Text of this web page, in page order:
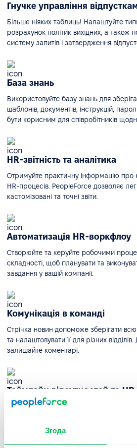
Згода
Гнучке управління
Більше ніяких таблиць! Налаштуйте
розрахунок політик вихідних, а також
систему запитів і затвердження
База знань
Використовуйте базу знань для
шаблонів, документів, інструкцій,
бути корисним для співробітників
HR-звітність та аналітика
Отримуйте практичну інформацію про
HR-процесів. PeopleForce дозволяє
кастомізовані та точні звіти.
Автоматизація HR-воркфлоу
Створюйте та керуйте робочими
складності, щоб планувати та
завдання у вашій компанії.
Комунікація в команді
Стрічка новин допоможе зберігати
та налаштовувати її для різних відділів.
залишайте коментарі.
Таймлайн відсутностей та
Таймлайн вихідних дозволить вам
важливі дати компанії.